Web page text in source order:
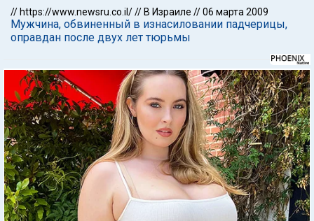
// https://www.newsru.co.il/// В Израиле //06 марта 2009
Мужчина, обвиненный в изнасиловании падчерицы,
оправдан после двух лет тюрьмы